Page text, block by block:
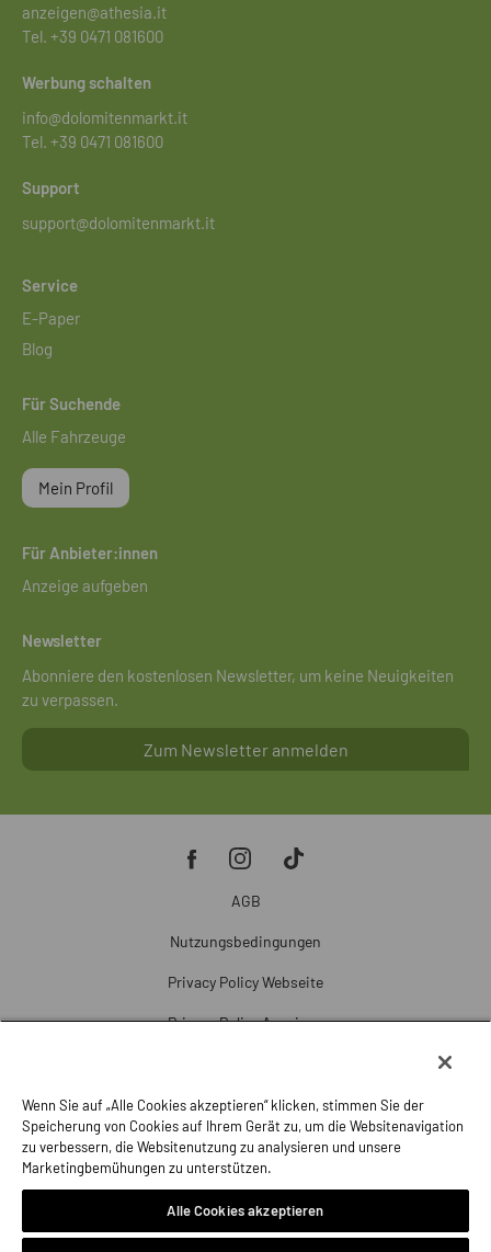
anzeigen@athesia.it
Tel. +39 0471 081600
Werbung schalten
info@dolomitenmarkt.it
Tel. +39 0471 081600
Support
support@dolomitenmarkt.it
Service
E-Paper
Blog
Für Suchende
Alle Fahrzeuge
Mein Profil
Für Anbieter:innen
Anzeige aufgeben
Newsletter
Abonniere den kostenlosen Newsletter, um keine Neuigkeiten
zu verpassen.
Zum Newsletter anmelden
AGB
Nutzungsbedingungen
Privacy Policy Webseite
Privacy Policy Anzeigen
Cookie-Einstellungen
Beschwerde
Impressum
Wenn Sie auf „Alle Cookies akzeptieren“ klicken, stimmen Sie der
Speicherung von Cookies auf Ihrem Gerät zu, um die Websitenavigation
zu verbessern, die Websitenutzung zu analysieren und unsere
Marketingbemühungen zu unterstützen.
Alle Cookies akzeptieren